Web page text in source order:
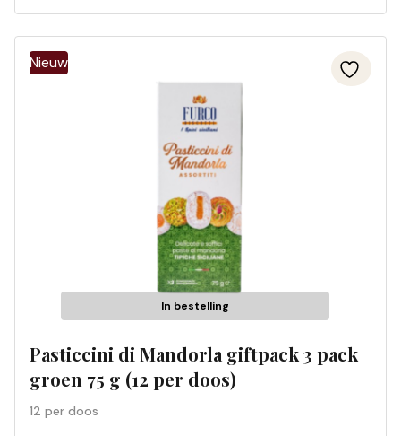
In bestelling
Pasticcini di Mandorla giftpack 3 pack
groen 75 g (12 per doos)
12 per doos